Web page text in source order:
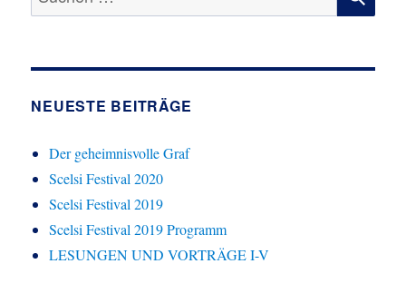
nach:
NEUESTE BEITRÄGE
Der geheimnisvolle Graf
Scelsi Festival 2020
Scelsi Festival 2019
Scelsi Festival 2019 Programm
LESUNGEN UND VORTRÄGE I-V